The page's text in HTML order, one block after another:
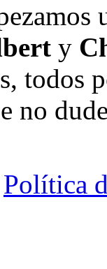
y
todos
no
Política